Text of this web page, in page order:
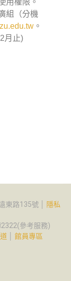
用權限。
組（分機
。
月止)
東路135號 │
隱私
參考服務)
館員專區